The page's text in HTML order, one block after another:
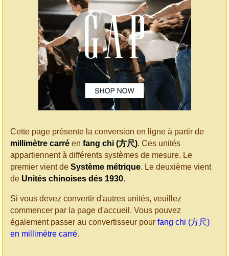
Cette page présente la conversion en ligne à partir de
millimètre carré en fang chi (方尺). Ces unités
appartiennent à différents systèmes de mesure. Le
premier vient de Système métrique. Le deuxième vient
de Unités chinoises dés 1930.
Si vous devez convertir d'autres unités, veuillez
commencer par la page d'accueil. Vous pouvez
également passer au convertisseur pour fang chi (方尺)
en millimètre carré.